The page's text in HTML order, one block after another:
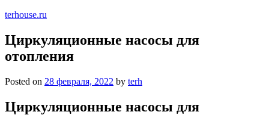
terhouse.ru
Циркуляционные насосы для
отопления
Posted on 28 февраля, 2022 by terh
Циркуляционные насосы для